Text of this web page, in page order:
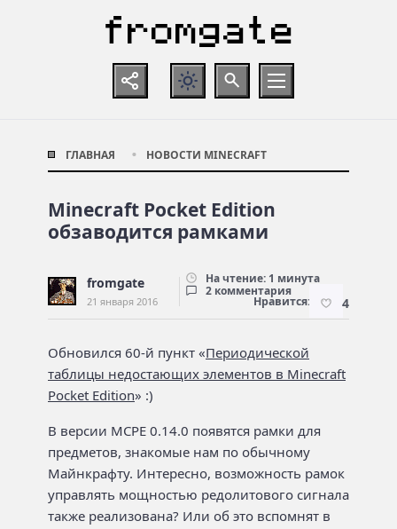
ГЛАВНАЯ НОВОСТИ MINECRAFT
Minecraft Pocket Edition
обзаводится рамками
fromgate
21 января 2016
На чтение: 1 минута
2 комментария
Нравится: 4
Обновился 60-й пункт «Периодической
таблицы недостающих элементов в Minecraft
Pocket Edition» :)
В версии MCPE 0.14.0 появятся рамки для
предметов, знакомые нам по обычному
Майнкрафту. Интересно, возможность рамок
управлять мощностью редолитового сигнала
также реализована? Или об это вспомнят в